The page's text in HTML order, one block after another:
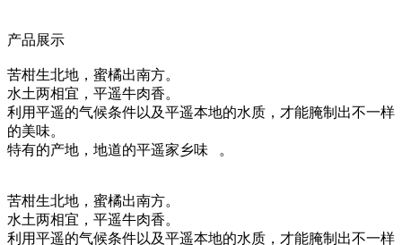
产品展示
苦柑生北地，蜜橘出南方。
水土两相宜，平遥牛肉香。
利用平遥的气候条件以及平遥本地的水质，才能腌制出不一样
的美味。
特有的产地，地道的平遥家乡味 。
苦柑生北地，蜜橘出南方。
水土两相宜，平遥牛肉香。
利用平遥的气候条件以及平遥本地的水质，才能腌制出不一样